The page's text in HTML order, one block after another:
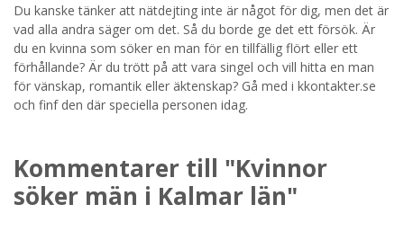
Du kanske tänker att nätdejting inte är något för dig, men det är
vad alla andra säger om det. Så du borde ge det ett försök. Är
du en kvinna som söker en man för en tillfällig flört eller ett
förhållande? Är du trött på att vara singel och vill hitta en man
för vänskap, romantik eller äktenskap? Gå med i kkontakter.se
och finf den där speciella personen idag.
Kommentarer till "Kvinnor
söker män i Kalmar län"